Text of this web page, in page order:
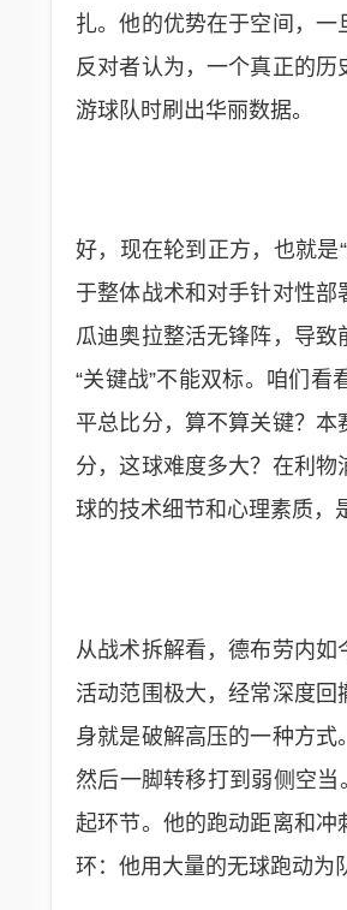
扎。他的优势在于空间，一
反对者认为，一个真正的
游球队时刷出华丽数据。
好，现在轮到正方，也就是
于整体战术和对手针对性部
瓜迪奥拉整活无锋阵，导
“关键战”不能双标。咱们
平总比分，算不算关键？
分，这球难度多大？在利
球的技术细节和心理素质，
从战术拆解看，德布劳内
活动范围极大，经常深度
身就是破解高压的一种方式
然后一脚转移打到弱侧空当
起环节。他的跑动距离和
环：他用大量的无球跑动为